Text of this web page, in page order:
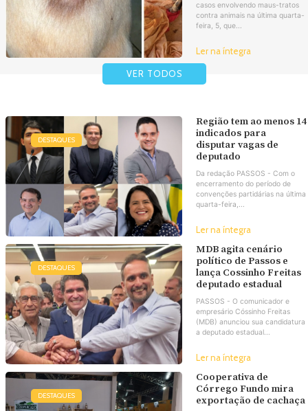
casos envolvendo maus-tratos
contra animais na última quarta-
feira, 5, que...
Ler na íntegra
VER TODOS
DESTAQUES
Região tem ao menos 14
indicados para
disputar vagas de
deputado
Da redação PASSOS - Com o
encerramento do período de
convenções partidárias na última
quarta-feira,...
Ler na íntegra
DESTAQUES
MDB agita cenário
político de Passos e
lança Cossinho Freitas
deputado estadual
PASSOS - O comunicador e
empresário Cóssinho Freitas
(MDB) anunciou sua candidatura
a deputado estadual...
Ler na íntegra
DESTAQUES
Cooperativa de
Córrego Fundo mira
exportação de cachaça